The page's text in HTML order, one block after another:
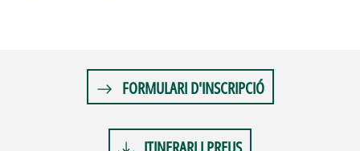
FORMULARI D'INSCRIPCIÓ